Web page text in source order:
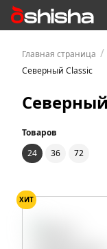
Главная страница /
Северный Classic
Товаров
24
36 72
ХИТ